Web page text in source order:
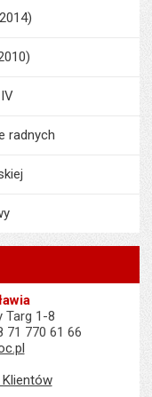
radnych
Targ 1-8
71 770 61 66